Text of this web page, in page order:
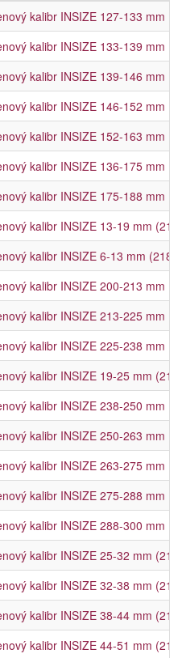
kalibr INSIZE 127-133 mm
kalibr INSIZE 133-139 mm
kalibr INSIZE 139-146 mm
kalibr INSIZE 146-152 mm
kalibr INSIZE 152-163 mm
kalibr INSIZE 136-175 mm
kalibr INSIZE 175-188 mm
kalibr INSIZE 13-19 mm
kalibr INSIZE 6-13 mm
kalibr INSIZE 200-213 mm
kalibr INSIZE 213-225 mm
kalibr INSIZE 225-238 mm
kalibr INSIZE 19-25 mm
kalibr INSIZE 238-250 mm
kalibr INSIZE 250-263 mm
kalibr INSIZE 263-275 mm
kalibr INSIZE 275-288 mm
kalibr INSIZE 288-300 mm
kalibr INSIZE 25-32 mm
kalibr INSIZE 32-38 mm
kalibr INSIZE 38-44 mm
kalibr INSIZE 44-51 mm